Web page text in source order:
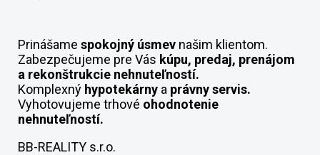
Prinášame spokojný úsmev našim klientom.
Zabezpečujeme pre Vás kúpu, predaj, prenájom
a rekonštrukcie nehnuteľností.
Komplexný hypotekárny a právny servis.
Vyhotovujeme trhové ohodnotenie
nehnuteľností.
BB-REALITY s.r.o.